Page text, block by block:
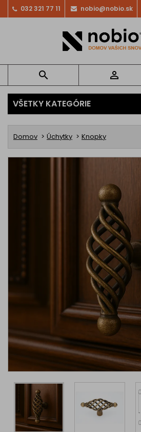
032 321 77 11 nobio@nobio.sk
 
VŠETKY KATEGÓRIE
Domov Úchytky Knopky